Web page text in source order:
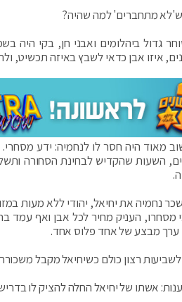
מתחברים' למה שהיה?
גדול ביהלומים ואבני חן, בקי היה
איזו אבן כדאי לשבץ באיזה תכשיט,
מאוד היה חסר לו לנחמיה: ידע
השעות שהקדיש לבחינת הסחורה
נחמיה את יחיאל, יהודי ללא מעות
מסחרו, העניק מחיר לכל אבן ואף עמד
ערך מבצע של אחד פלוס אחד.
רצון כולם כשיחיאל מקבל
אשתו של יחיאל החלה להציק לו